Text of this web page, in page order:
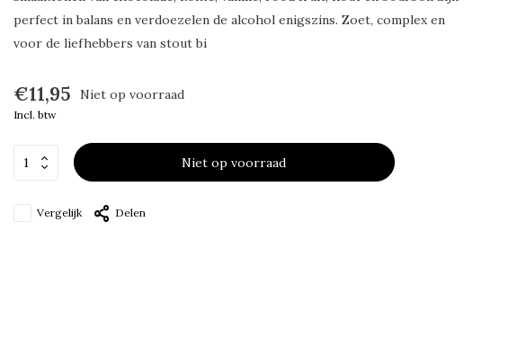
perfect in balans en verdoezelen de alcohol enigszins. Zoet, complex en
voor de liefhebbers van stout bi
€11,95 Niet op voorraad
Incl. btw
Niet op voorraad
Vergelijk Delen